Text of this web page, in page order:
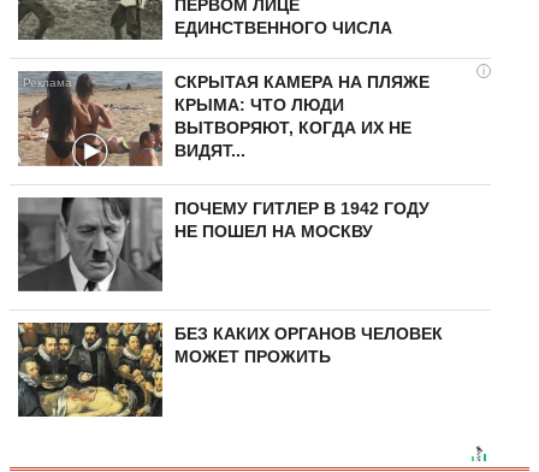
ПЕРВОМ ЛИЦЕ
ЕДИНСТВЕННОГО ЧИСЛА
i
СКРЫТАЯ КАМЕРА НА ПЛЯЖЕ
КРЫМА: ЧТО ЛЮДИ
ВЫТВОРЯЮТ, КОГДА ИХ НЕ
ВИДЯТ...
ПОЧЕМУ ГИТЛЕР В 1942 ГОДУ
НЕ ПОШЕЛ НА МОСКВУ
БЕЗ КАКИХ ОРГАНОВ ЧЕЛОВЕК
МОЖЕТ ПРОЖИТЬ